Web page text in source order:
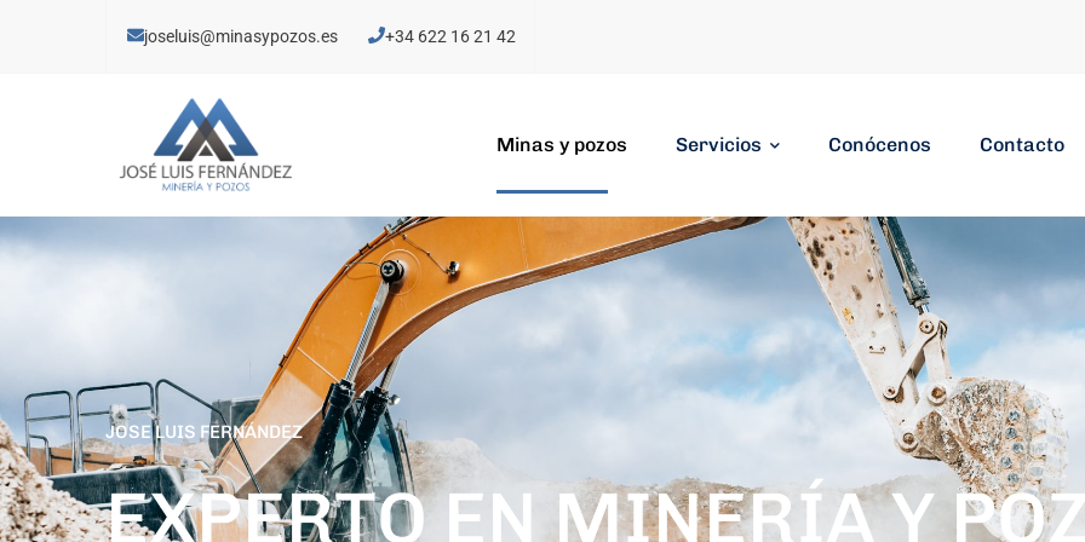
joseluis@minasypozos.es +34 622 16 21 42
Minas y pozos Servicios Conócenos Contacto
JOSE LUIS FERNÁNDEZ
EXPERTO EN MINERÍA Y